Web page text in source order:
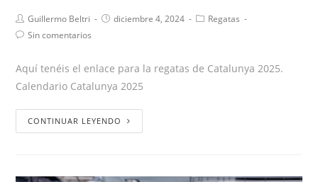
Guillermo Beltri diciembre 4, 2024
Regatas
Sin comentarios
Aquí tenéis el enlace para la regatas de Catalunya 2025.
Calendario Catalunya 2025
CONTINUAR LEYENDO